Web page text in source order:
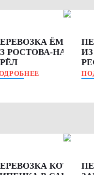
ИЗ
РОСТОВА-НА-
КОТЛОВ